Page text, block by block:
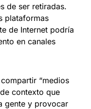
de ser retiradas.
plataformas
de Internet podría
en canales
“medios
contexto que
gente y provocar